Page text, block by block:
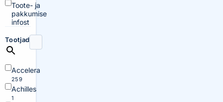
Toote- ja
pakkumise
infost
Tootjad
Accelera
259
Achilles
1